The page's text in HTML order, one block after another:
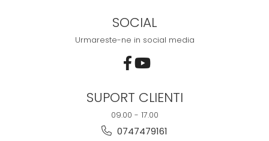
SOCIAL
Urmareste-ne in social media
SUPORT CLIENTI
09.00 - 17.00
0747479161